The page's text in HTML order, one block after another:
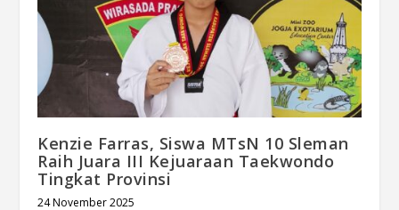
Kenzie Farras, Siswa MTsN 10 Sleman
Raih Juara III Kejuaraan Taekwondo
Tingkat Provinsi
24 November 2025